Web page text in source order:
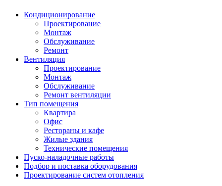
Кондиционирование
Проектирование
Монтаж
Обслуживание
Ремонт
Вентиляция
Проектирование
Монтаж
Обслуживание
Ремонт вентиляции
Тип помещения
Квартира
Офис
Рестораны и кафе
Жилые здания
Технические помещения
Пуско-наладочные работы
Подбор и поставка оборудования
Проектирование систем отопления